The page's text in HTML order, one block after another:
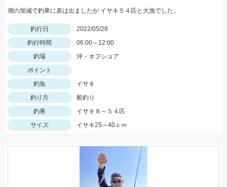
潮の加減で釣果に差は出ましたが イサキ５４匹と大漁でした。
釣行日
2022/05/28
釣行時間
06:00～12:00
釣場
沖・オフショア
ポイント
釣魚
イサキ
釣り方
船釣り
釣果
イサキ８～５４匹
サイズ
イサキ25～40ｃｍ